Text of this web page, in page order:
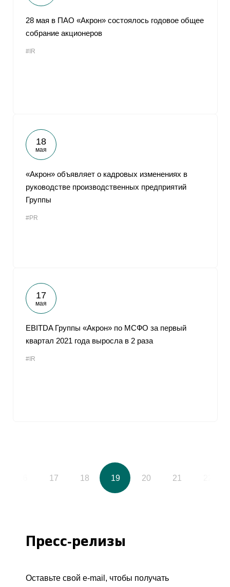
28 мая в ПАО «Акрон» состоялось годовое общее
собрание акционеров
#IR
18
мая
«Акрон» объявляет о кадровых изменениях в
руководстве производственных предприятий
Группы
#PR
17
мая
EBITDA Группы «Акрон» по МСФО за первый
квартал 2021 года выросла в 2 раза
#IR
17 18 19 20 21
Пресс-релизы
Оставьте свой e-mail, чтобы получать